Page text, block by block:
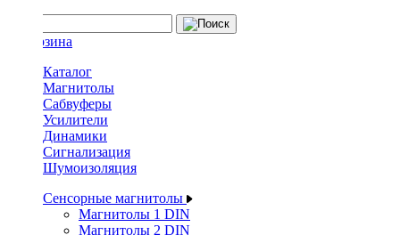
Каталог
Магнитолы
Сабвуферы
Усилители
Динамики
Сигнализация
Шумоизоляция
Сенсорные магнитолы
Магнитолы 1 DIN
Магнитолы 2 DIN